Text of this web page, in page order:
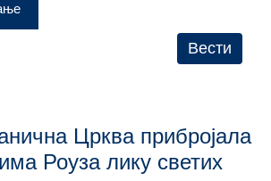
Вести
Црква прибројала
Роуза лику светих